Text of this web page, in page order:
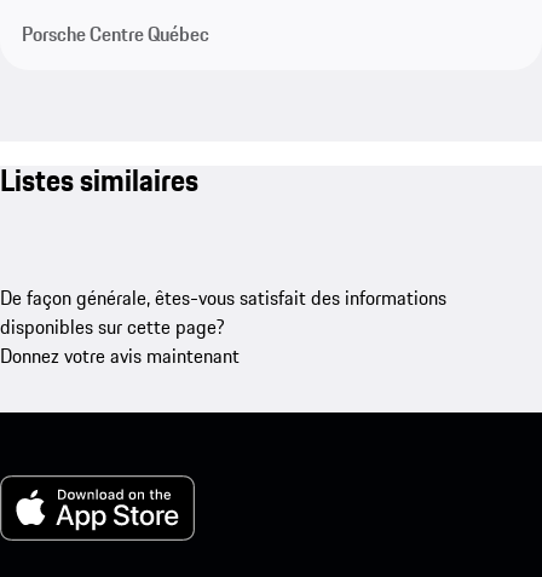
Porsche Centre Québec
Listes similaires
De façon générale, êtes-vous satisfait des informations
disponibles sur cette page?
Donnez votre avis maintenant